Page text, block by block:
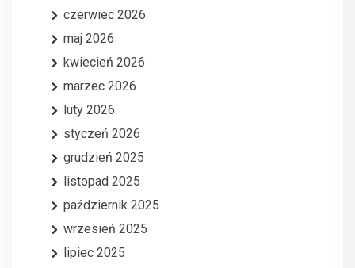
czerwiec 2026
maj 2026
kwiecień 2026
marzec 2026
luty 2026
styczeń 2026
grudzień 2025
listopad 2025
październik 2025
wrzesień 2025
lipiec 2025